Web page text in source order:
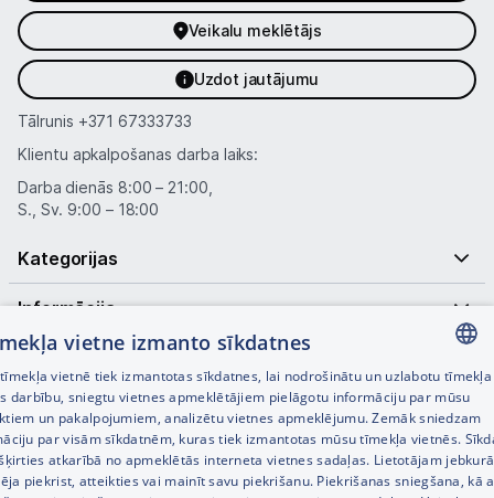
Veikalu meklētājs
Uzdot jautājumu
Tālrunis +371 67333733
Klientu apkalpošanas darba laiks:
Darba dienās 8:00 – 21:00,
S., Sv. 9:00 – 18:00
Kategorijas
Informācija
Noderīgas saites
LATVIAN
RUSSIAN
ENGLISH
vietne izmanto sīkdatnes
vietnē tiek izmantotas sīkdatnes, lai nodrošinātu un uzlabotu tīmekļa
darbību, sniegtu vietnes apmeklētājiem pielāgotu informāciju par mūsu
un pakalpojumiem, analizētu vietnes apmeklējumu. Zemāk sniedzam
par visām sīkdatnēm, kuras tiek izmantotas mūsu tīmekļa vietnēs.
atkarībā no apmeklētās interneta vietnes sadaļas. Lietotājam
piekrist, atteikties vai mainīt savu piekrišanu. Piekrišanas sniegšana, kā